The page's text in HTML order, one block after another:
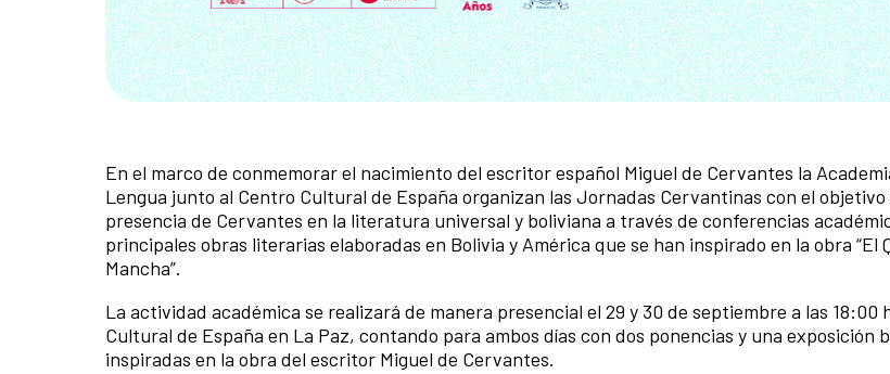
En el marco de conmemorar el nacimiento del escritor español Miguel de Cervantes la
Lengua junto al Centro Cultural de España organizan las Jornadas Cervantinas con el objetivo
presencia de Cervantes en la literatura universal y boliviana a través de conferencias
principales obras literarias elaboradas en Bolivia y América que se han inspirado en la obra “El
Mancha”.
La actividad académica se realizará de manera presencial el 29 y 30 de septiembre a las 18:00
Cultural de España en La Paz, contando para ambos días con dos ponencias y una exposición
inspiradas en la obra del escritor Miguel de Cervantes.